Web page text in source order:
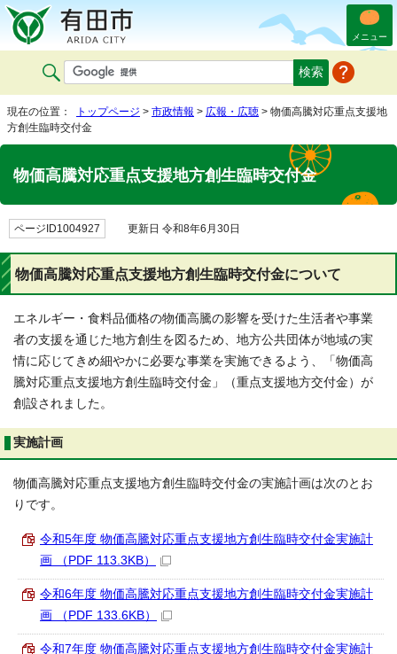
メニュー
現在の位置： トップページ > 市政情報 > 広報・広聴 > 物価高騰対応重点支援地
方創生臨時交付金
物価高騰対応重点支援地方創生臨時交付金
ページID1004927 更新日 令和8年6月30日
物価高騰対応重点支援地方創生臨時交付金について
エネルギー・食料品価格の物価高騰の影響を受けた生活者や事業
者の支援を通じた地方創生を図るため、地方公共団体が地域の実
情に応じてきめ細やかに必要な事業を実施できるよう、「物価高
騰対応重点支援地方創生臨時交付金」（重点支援地方交付金）が
創設されました。
実施計画
物価高騰対応重点支援地方創生臨時交付金の実施計画は次のとお
りです。
令和5年度 物価高騰対応重点支援地方創生臨時交付金実施計
画 （PDF 113.3KB）
令和6年度 物価高騰対応重点支援地方創生臨時交付金実施計
画 （PDF 133.6KB）
令和7年度 物価高騰対応重点支援地方創生臨時交付金実施計